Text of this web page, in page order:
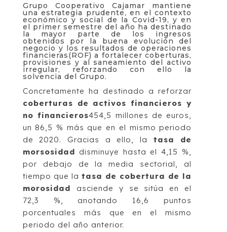
Grupo Cooperativo Cajamar mantiene
una estrategia prudente, en el contexto
económico y social de la Covid-19, y en
el primer semestre del año ha destinado
la mayor parte de los ingresos
obtenidos por la buena evolución del
negocio y los resultados de operaciones
financieras(ROF) a fortalecer coberturas,
provisiones y al saneamiento del activo
irregular, reforzando con ello la
solvencia del Grupo.
Concretamente ha destinado a reforzar
coberturas de activos financieros y
no financieros454,5 millones de euros,
un 86,5 % más que en el mismo periodo
de 2020. Gracias a ello, la tasa de
morsosidad disminuye hasta el 4,15 %,
por debajo de la media sectorial, al
tiempo que la tasa de cobertura de la
morosidad asciende y se sitúa en el
72,3 %, anotando 16,6 puntos
porcentuales más que en el mismo
periodo del año anterior.